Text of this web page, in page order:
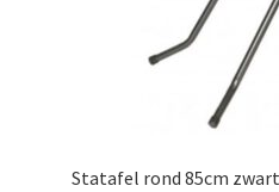
Statafel rond 85cm